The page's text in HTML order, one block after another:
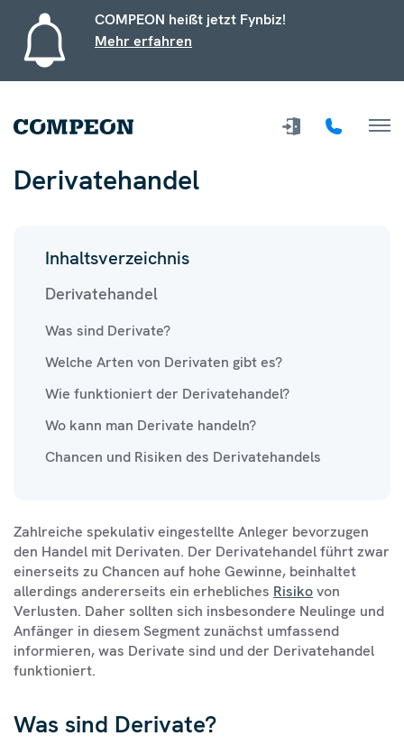
COMPEON heißt jetzt Fynbiz!
Mehr erfahren
Derivatehandel
Inhaltsverzeichnis
Derivatehandel
Was sind Derivate?
Welche Arten von Derivaten gibt es?
Wie funktioniert der Derivatehandel?
Wo kann man Derivate handeln?
Chancen und Risiken des Derivatehandels
Zahlreiche spekulativ eingestellte Anleger bevorzugen
den Handel mit Derivaten. Der Derivatehandel führt zwar
einerseits zu Chancen auf hohe Gewinne, beinhaltet
allerdings andererseits ein erhebliches Risikovon
Verlusten. Daher sollten sich insbesondere Neulinge und
Anfänger in diesem Segment zunächst umfassend
informieren, was Derivate sind und der Derivatehandel
funktioniert.
Was sind Derivate?